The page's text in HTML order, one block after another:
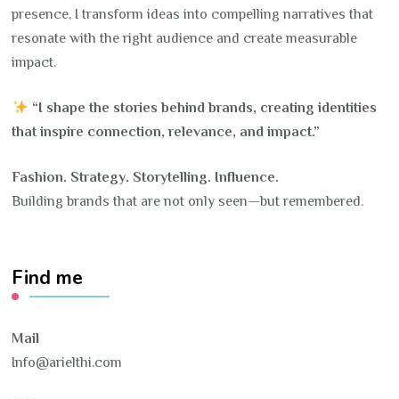
presence, I transform ideas into compelling narratives that
resonate with the right audience and create measurable
impact.
“I shape the stories behind brands, creating identities
that inspire connection, relevance, and impact.”
Fashion. Strategy. Storytelling. Influence.
Building brands that are not only seen—but remembered.
Find me
Mail
Info@arielthi.com